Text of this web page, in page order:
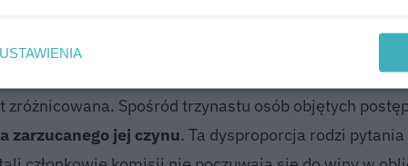
z oficjalnego protokołu, zmieniając wynik
Spośród trzynastu osób objętych
zarzucanego jej czynu. Ta dysproporcja rodzi pytania
USTAWIENIA